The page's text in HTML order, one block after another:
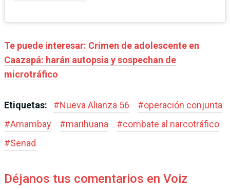
Te puede interesar: Crimen de adolescente en
Caazapá: harán autopsia y sospechan de
microtráfico
Etiquetas: #Nueva Alianza 56 #operación conjunta
#Amambay #marihuana #combate al narcotráfico
#Senad
Déjanos tus comentarios en Voiz